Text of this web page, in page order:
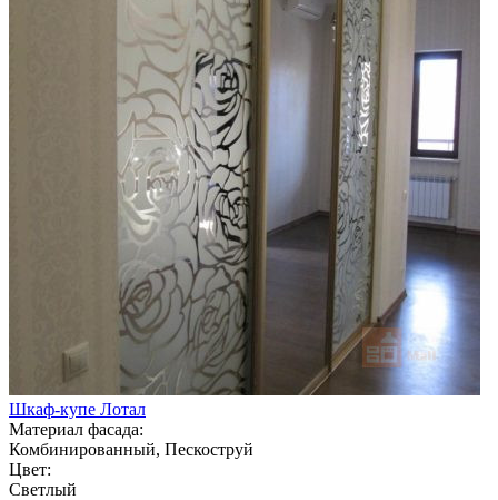
Шкаф-купе Лотал
Материал фасада:
Комбинированный, Пескоструй
Цвет:
Светлый